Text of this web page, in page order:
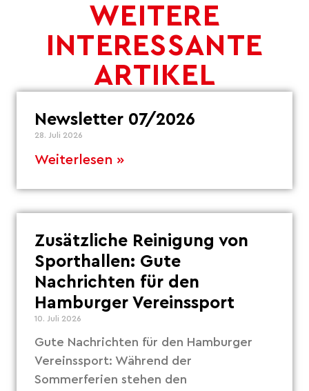
WEITERE
INTERESSANTE
ARTIKEL
Newsletter 07/2026
28. Juli 2026
Weiterlesen »
Zusätzliche Reinigung von
Sporthallen: Gute
Nachrichten für den
Hamburger Vereinssport
10. Juli 2026
Gute Nachrichten für den Hamburger
Vereinssport: Während der
Sommerferien stehen den